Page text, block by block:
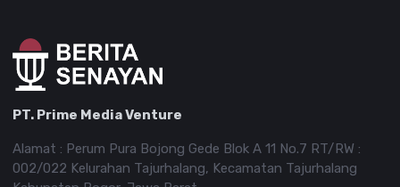
PT. Prime Media Venture
Alamat : Perum Pura Bojong Gede Blok A 11 No.7 RT/RW :
002/022 Kelurahan Tajurhalang, Kecamatan Tajurhalang